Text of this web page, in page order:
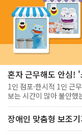
혼자 근무해도 안심!
1인 점포·한시적 1인 근무 점포·
보는 시간이 많아 불안했
쉬웠어요. 1인 점포는 아니지만 안전장치가 필요한 소상공인은 적지 않다.
서울시가 이런 현장의 목
존 1인 점포와 한시적 1인
상공인안심벨’은 점포에
장애인 맞춤형 보조
노원구